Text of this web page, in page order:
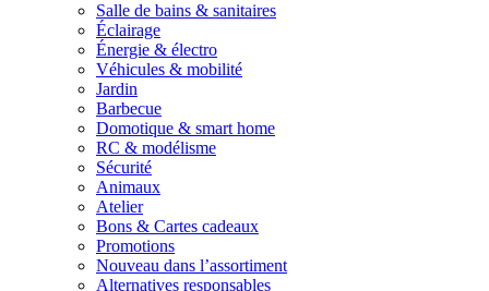
Salle de bains & sanitaires
Éclairage
Énergie & électro
Véhicules & mobilité
Jardin
Barbecue
Domotique & smart home
RC & modélisme
Sécurité
Animaux
Atelier
Bons & Cartes cadeaux
Promotions
Nouveau dans l’assortiment
Alternatives responsables